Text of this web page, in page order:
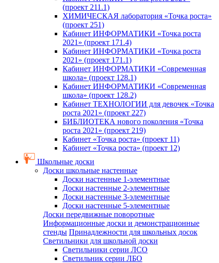
(проект 211.1)
ХИМИЧЕСКАЯ лаборатория «Точка роста»
(проект 251)
Кабинет ИНФОРМАТИКИ «Точка роста
2021» (проект 171.4)
Кабинет ИНФОРМАТИКИ «Точка роста
2021» (проект 171.1)
Кабинет ИНФОРМАТИКИ «Современная
школа» (проект 128.1)
Кабинет ИНФОРМАТИКИ «Современная
школа» (проект 128.2)
Кабинет ТЕХНОЛОГИИ для девочек «Точка
роста 2021» (проект 227)
БИБЛИОТЕКА нового поколения «Точка
роста 2021» (проект 219)
Кабинет «Точка роста» (проект 11)
Кабинет «Точка роста» (проект 12)
Школьные доски
Доски школьные настенные
Доски настенные 1-элементные
Доски настенные 2-элементные
Доски настенные 3-элементные
Доски настенные 5-элементные
Доски передвижные поворотные
Информационные доски и демонстрационные
стенды Принадлежности для школьных досок
Светильники для школьной доски
Светильники серии ЛСО
Светильник серии ЛБО